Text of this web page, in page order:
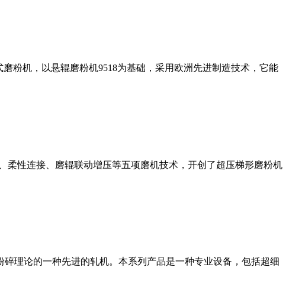
粉机，以悬辊磨粉机9518为基础，采用欧洲先进制造技术，它能
性连接、磨辊联动增压等五项磨机技术，开创了超压梯形磨粉机
理论的一种先进的轧机。本系列产品是一种专业设备，包括超细